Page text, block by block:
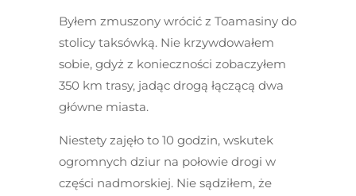
Byłem zmuszony wrócić z Toamasiny do
stolicy taksówką. Nie krzywdowałem
sobie, gdyż z konieczności zobaczyłem
350 km trasy, jadąc drogą łączącą dwa
główne miasta.
Niestety zajęło to 10 godzin, wskutek
ogromnych dziur na połowie drogi w
części nadmorskiej. Nie sądziłem, że